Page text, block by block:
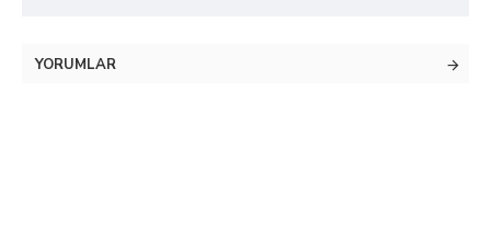
YORUMLAR